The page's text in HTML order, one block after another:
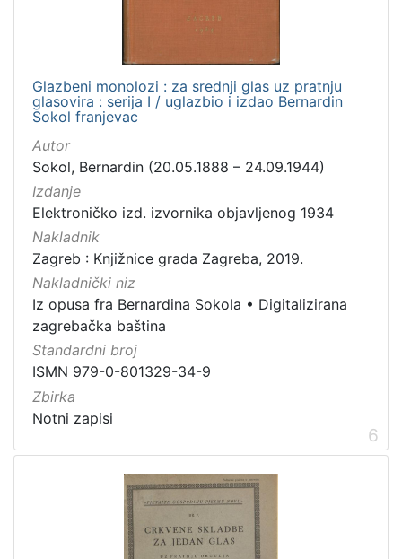
Glazbeni monolozi : za srednji glas uz pratnju
glasovira : serija I / uglazbio i izdao Bernardin
Sokol franjevac
Autor
Sokol, Bernardin (20.05.1888 – 24.09.1944)
Izdanje
Elektroničko izd. izvornika objavljenog 1934
Nakladnik
Zagreb : Knjižnice grada Zagreba, 2019.
Nakladnički niz
Iz opusa fra Bernardina Sokola • Digitalizirana
zagrebačka baština
Standardni broj
ISMN 979-0-801329-34-9
Zbirka
Notni zapisi
6